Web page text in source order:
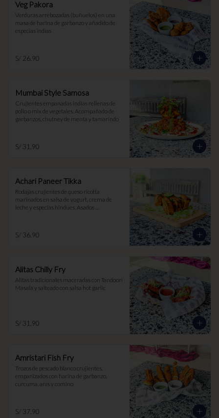
Veg Pakora
Verduras arrebozadas (buñuelos) en una
masa de harina de garbanzo y añadido de
especias indias
S/ 26.90
Mumbai Style Samosa
Crujientes empanadas indias rellenas de
pollo o mix de vegetales. Acompañado de
garbanzos, chutney de menta y tamarindo
S/ 31.90
Achari Paneer Tikka
Rodajas crujientes de queso ricotta
marinados en salsa de yogurt, crema de
leche y especias hindúes. Asados
S/ 36.90
Alitas Chilly Fry
Alitas tradicionales maceradas con Tandoori
Masala y salteado con salsa hot garlic
S/ 31.90
Amristari Fish Fry
Trozos de pescado blanco crujientes,
empanizados con harina de garbanzo,
cúrcuma, anís y comino
S/ 37.90